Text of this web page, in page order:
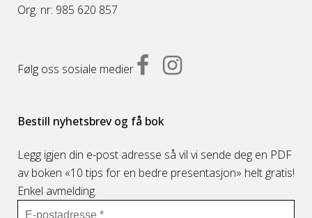
Org. nr: 985 620 857
Følg oss sosiale medier
Bestill nyhetsbrev og få bok
Legg igjen din e-post adresse så vil vi sende deg en PDF
av boken «10 tips for en bedre presentasjon» helt gratis!
Enkel avmelding.